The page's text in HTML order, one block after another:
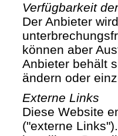
Verfügbarkeit
Der Anbieter
können aber
Anbieter behält
ändern oder
Externe Links
Diese Website
("externe